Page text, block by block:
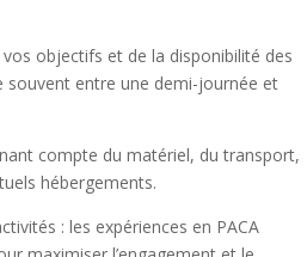
objectifs et de la disponibilité des
souvent entre une demi-journée et
compte du matériel, du transport,
hébergements.
: les expériences en PACA